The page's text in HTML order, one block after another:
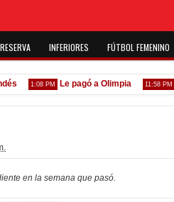
RESERVA INFERIORES FÚTBOL FEMENINO
1:08 PM Le pagó a Olimpia 11:58 PM
en la semana que pasó.